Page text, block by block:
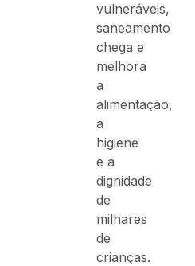
vulneráveis,
saneamento
chega e
melhora
a
alimentação,
a
higiene
e a
dignidade
de
milhares
de
crianças.